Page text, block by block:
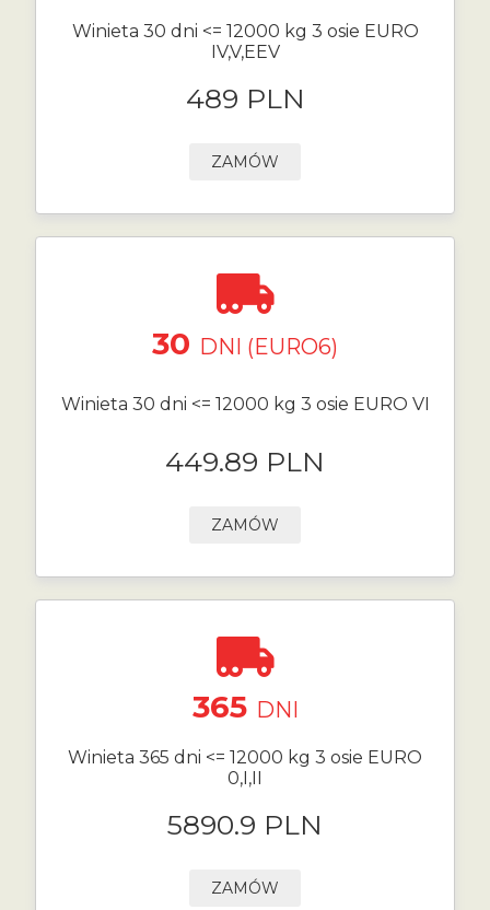
Winieta 30 dni <= 12000 kg 3 osie EURO
IV,V,EEV
489 PLN
ZAMÓW
30 DNI (EURO6)
Winieta 30 dni <= 12000 kg 3 osie EURO VI
449.89 PLN
ZAMÓW
365 DNI
Winieta 365 dni <= 12000 kg 3 osie EURO
0,I,II
5890.9 PLN
ZAMÓW